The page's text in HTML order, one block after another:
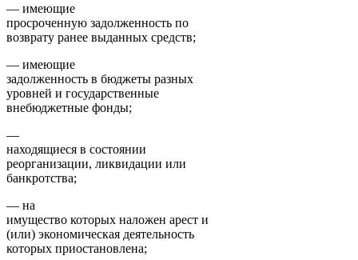
— имеющие
просроченную задолженность по
возврату ранее выданных средств;
— имеющие
задолженность в бюджеты разных
уровней и государственные
внебюджетные фонды;
—
находящиеся в состоянии
реорганизации, ликвидации или
банкротства;
— на
имущество которых наложен арест и
(или) экономическая деятельность
которых приостановлена;